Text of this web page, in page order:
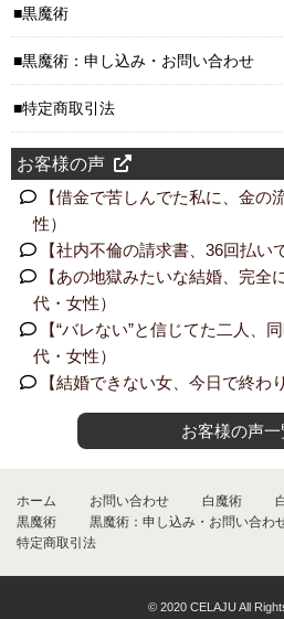
黒魔術
黒魔術：申し込み・お問い合わせ
特定商取引法
お客様の声
【借金で苦しんでた私に、金の
性）
【社内不倫の請求書、36回払い
【あの地獄みたいな結婚、完全
代・女性）
【“バレない”と信じてた二人、
代・女性）
【結婚できない女、今日で終わ
お客様の声
ホーム お問い合わせ 白魔術
黒魔術
黒魔術：申し込み・お問い合わ
特定商取引法
© 2020 CELAJU All